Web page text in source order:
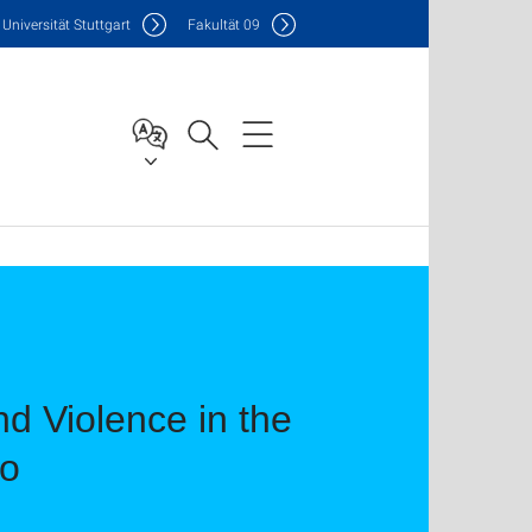
Universität Stuttgart Fakultät09
Violence in the